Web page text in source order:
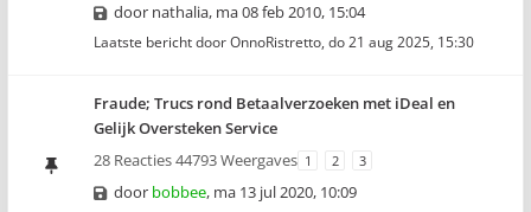
door nathalia, ma 08 feb 2010, 15:04
Laatste bericht doorOnnoRistretto, do 21 aug 2025, 15:30
Fraude; Trucs rond Betaalverzoeken met iDeal en
Gelijk Oversteken Service
28 Reacties 44793 Weergaves 1 2 3
door bobbee, ma 13 jul 2020, 10:09